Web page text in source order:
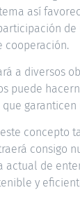
así
cooperación.
a diversos
puede
concepto
consigo
de
y